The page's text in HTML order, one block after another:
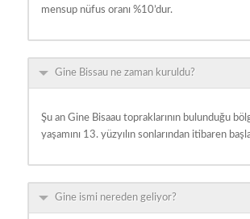
mensup nüfus oranı %10’dur.
Gine Bissau ne zaman kuruldu?
Şu an Gine Bisaau topraklarının bulunduğu
yaşamını 13. yüzyılın sonlarından itibaren
Gine ismi nereden geliyor?